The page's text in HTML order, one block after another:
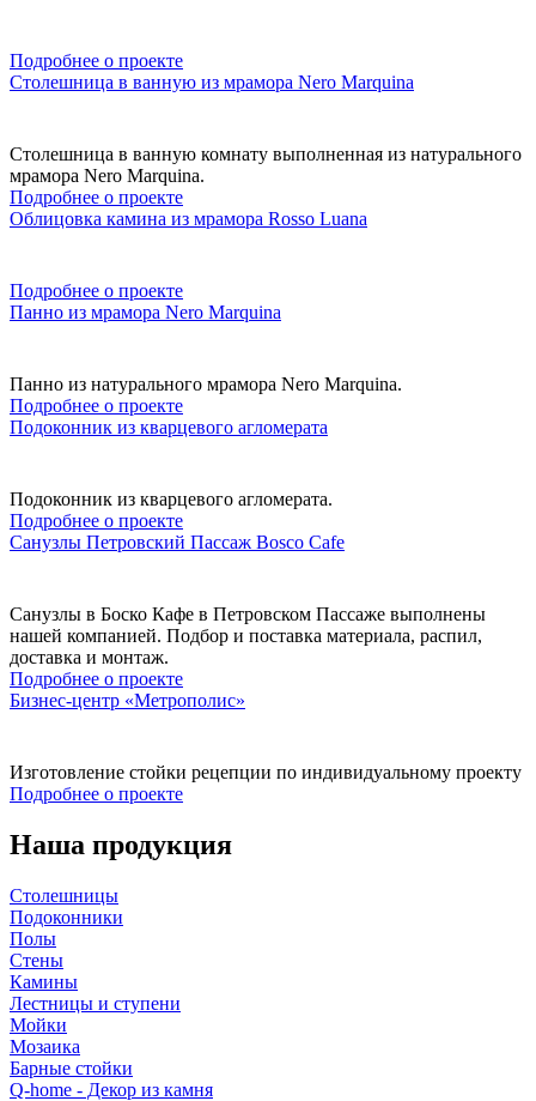
Подробнее о проекте
Столешница в ванную из мрамора Nero Marquina
Столешница в ванную комнату выполненная из натурального
мрамора Nero Marquina.
Подробнее о проекте
Облицовка камина из мрамора Rosso Luana
Подробнее о проекте
Панно из мрамора Nero Marquina
Панно из натурального мрамора Nero Marquina.
Подробнее о проекте
Подоконник из кварцевого агломерата
Подоконник из кварцевого агломерата.
Подробнее о проекте
Санузлы Петровский Пассаж Bosco Cafe
Санузлы в Боско Кафе в Петровском Пассаже выполнены
нашей компанией. Подбор и поставка материала, распил,
доставка и монтаж.
Подробнее о проекте
Бизнес-центр «Метрополис»
Изготовление стойки рецепции по индивидуальному проекту
Подробнее о проекте
Наша продукция
Столешницы
Подоконники
Полы
Стены
Камины
Лестницы и ступени
Мойки
Мозаика
Барные стойки
Q-home - Декор из камня